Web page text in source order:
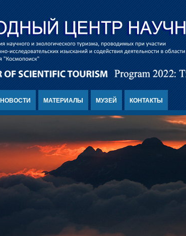
НОВОСТИ МАТЕРИАЛЫ МУЗЕЙ КОНТАКТЫ